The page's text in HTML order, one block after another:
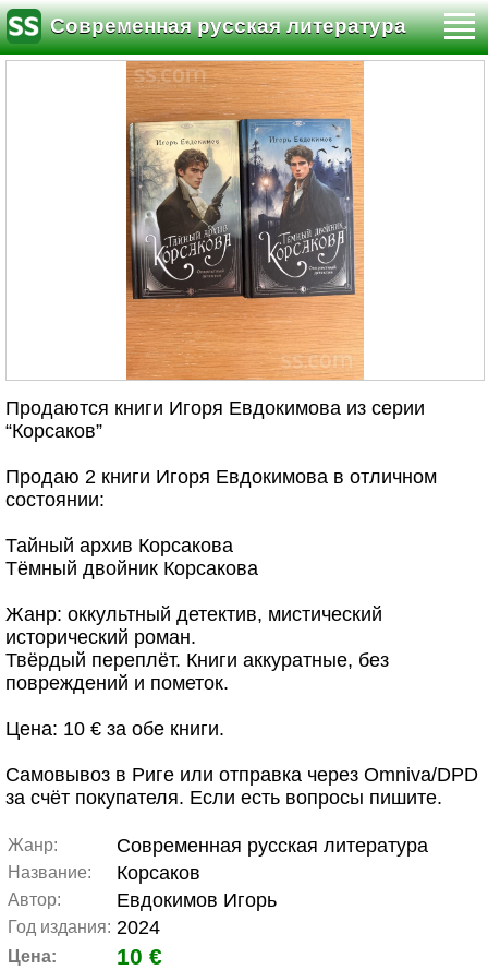
Современная русская литература
Продаются книги Игоря Евдокимова из серии
“Корсаков”
Продаю 2 книги Игоря Евдокимова в отличном
состоянии:
Тайный архив Корсакова
Тёмный двойник Корсакова
Жанр: оккультный детектив, мистический
исторический роман.
Твёрдый переплёт. Книги аккуратные, без
повреждений и пометок.
Цена: 10 € за обе книги.
Самовывоз в Риге или отправка через Omniva/DPD
за счёт покупателя. Если есть вопросы пишите.
Жанр: Современная русская литература
Название: Корсаков
Автор: Евдокимов Игорь
Год издания: 2024
Цена: 10 €